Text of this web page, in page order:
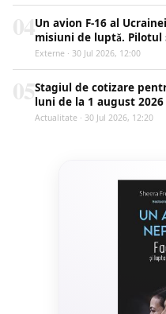
Un avion F-16 al
misiuni de luptă.
Externe · 30 Jul 2026, 12:00
Stagiul de cotizare
luni de la 1 august 2026
Actualitate · 30 Jul 2026, 12:20